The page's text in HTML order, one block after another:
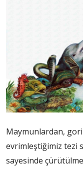
Maymunlardan,
evrimleştiğimiz tezi
sayesinde